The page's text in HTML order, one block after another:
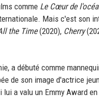
comme Le Cœur de
Mais c'est son
the Time(2020), Cherry
a débuté comme
de son image d'actrice
lui a valu un Emmy Award